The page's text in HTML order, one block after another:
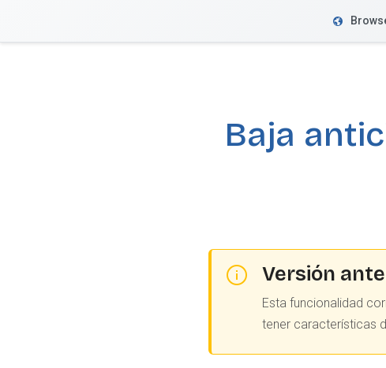
VeriFactu
Baja
Versión
Esta funcionalidad
tener características